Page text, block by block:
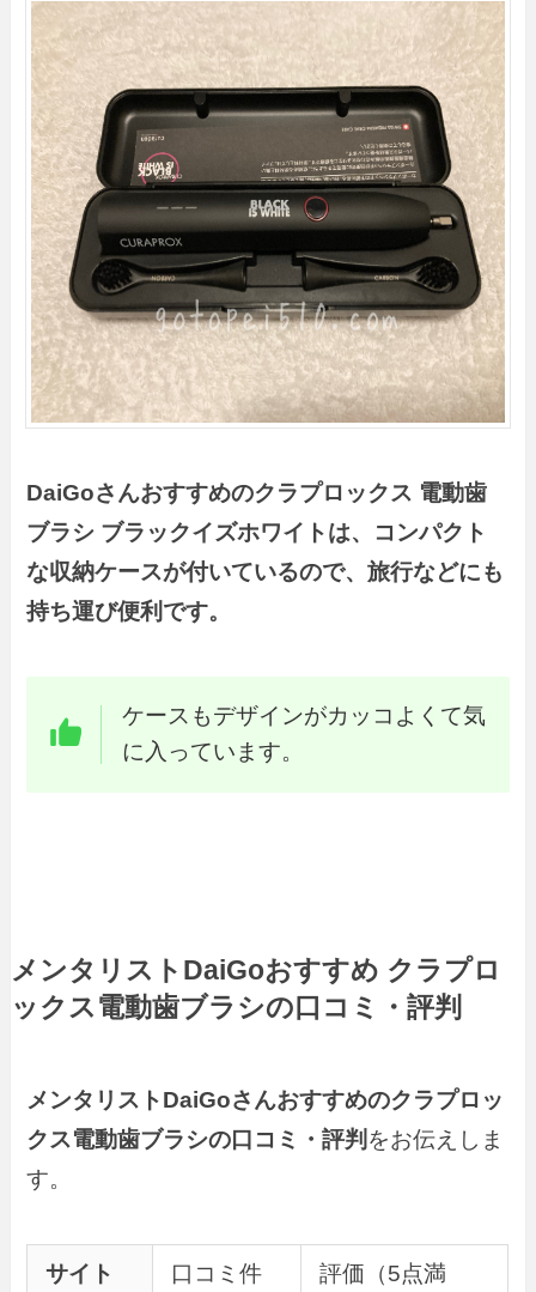
DaiGoさんおすすめのクラプロックス 電動歯
ブラシ ブラックイズホワイトは、コンパクト
な収納ケースが付いているので、旅行などにも
持ち運び便利です。
ケースもデザインがカッコよくて気
に入っています。
メンタリストDaiGoおすすめ クラプロ
ックス電動歯ブラシの口コミ・評判
メンタリストDaiGoさんおすすめのクラプロッ
クス電動歯ブラシの口コミ・評判 をお伝えしま
す。
サイト 口コミ件 評価（5点満